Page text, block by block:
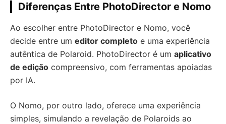
Diferenças Entre PhotoDirector e Nomo
Ao escolher entre PhotoDirector e Nomo, você
decide entre um editor completo e uma experiência
autêntica de Polaroid. PhotoDirector é um aplicativo
de edição compreensivo, com ferramentas apoiadas
por IA.
O Nomo, por outro lado, oferece uma experiência
simples, simulando a revelação de Polaroids ao